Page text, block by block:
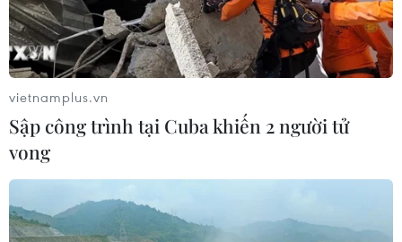
vietnamplus.vn
Sập công trình tại Cuba khiến 2 người tử
vong